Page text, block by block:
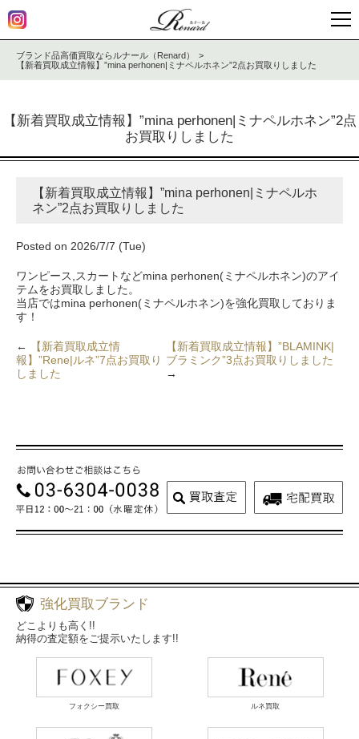
ブランド品高価買取ならルナール（Renard）
【新着買取成立情報】”mina perhonen|ミナペルホネン”2点お買取りしました
【新着買取成立情報】”mina perhonen|ミナペルホネン”2点
お買取りしました
【新着買取成立情報】”mina perhonen|ミナペルホ
ネン”2点お買取りしました
Posted on 2026/7/7 (Tue)
ワンピース,スカートなどmina perhonen(ミナペルホネン)のアイ
テムをお買取しました。
当店ではmina perhonen(ミナペルホネン)を強化買取しておりま
す！
←
【新着買取成立情
報】”Rene|ルネ”7点お買取り
しました
【新着買取成立情報】”BLAMINK|
ブラミンク”3点お買取りしました
→
強化買取ブランド
どこよりも高く!!
納得の査定額をご提示いたします!!
フォクシー買取 ルネ買取